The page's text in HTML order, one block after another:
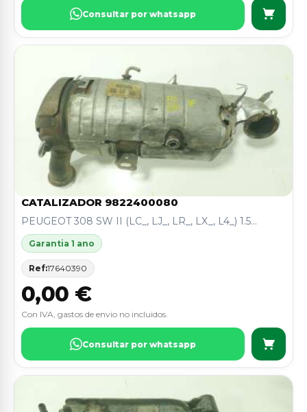
Consultar por whatsapp
CATALIZADOR 9822400080
PEUGEOT 308 SW II (LC_, LJ_, LR_, LX_, L4_) 1.5...
Garantia 1 ano
Ref:17640390
0,00 €
Con IVA, gastos de envio no incluidos.
Consultar por whatsapp